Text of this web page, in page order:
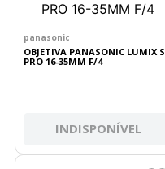
panasonic
OBJETIVA PANASONIC LUMIX S
PRO 16-35MM F/4
INDISPONÍVEL